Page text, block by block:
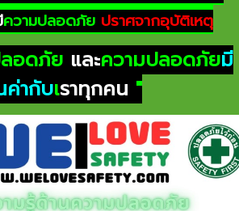
ความปลอดภัย ปราศจากอุบัติเหตุ
อดภัย และความปลอดภัยมี
ากับเราทุกคน "